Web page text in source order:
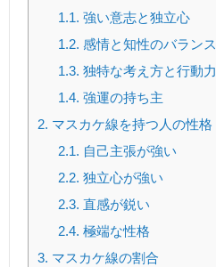
1.1. 強い意志と独立心
1.2. 感情と知性のバランス
1.3. 独特な考え方と行動力
1.4. 強運の持ち主
2. マスカケ線を持つ人の性格
2.1. 自己主張が強い
2.2. 独立心が強い
2.3. 直感が鋭い
2.4. 極端な性格
3. マスカケ線の割合